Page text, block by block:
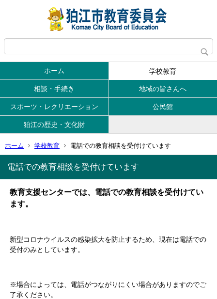
ホーム 学校教育
相談・手続き 地域の皆さんへ
スポーツ・レクリエーション 公民館
狛江の歴史・文化財
ホーム 学校教育 電話での教育相談を受付けています
電話での教育相談を受付けています
教育支援センターでは、電話での教育相談を受付けてい
ます。
新型コロナウイルスの感染拡大を防止するため、現在は電話での
受付のみとしています。
※場合によっては、電話がつながりにくい場合がありますのでご
了承ください。